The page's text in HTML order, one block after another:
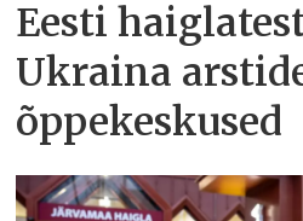
Eesti
Ukraina
õppekeskused